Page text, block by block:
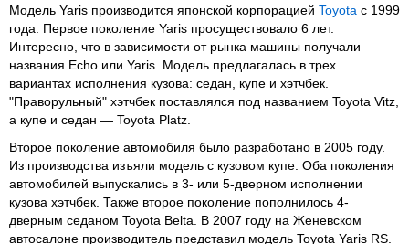
Модель Yaris производится японской корпорацией Toyota с 1999
года. Первое поколение Yaris просуществовало 6 лет.
Интересно, что в зависимости от рынка машины получали
названия Echo или Yaris. Модель предлагалась в трех
вариантах исполнения кузова: седан, купе и хэтчбек.
"Праворульный" хэтчбек поставлялся под названием Toyota Vitz,
а купе и седан — Toyota Platz.
Второе поколение автомобиля было разработано в 2005 году.
Из производства изъяли модель с кузовом купе. Оба поколения
автомобилей выпускались в 3- или 5-дверном исполнении
кузова хэтчбек. Также второе поколение пополнилось 4-
дверным седаном Toyota Belta. В 2007 году на Женевском
автосалоне производитель представил модель Toyota Yaris RS.